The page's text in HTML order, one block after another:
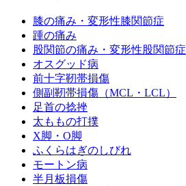
膝の痛み・変形性膝関節症
踵の痛み
股関節の痛み・変形性股関節症
オスグッド病
前十字靭帯損傷
側副靭帯損傷（MCL・LCL）
足首の捻挫
太ももの打撲
X脚・O脚
ふくらはぎのしびれ
モートン病
半月板損傷